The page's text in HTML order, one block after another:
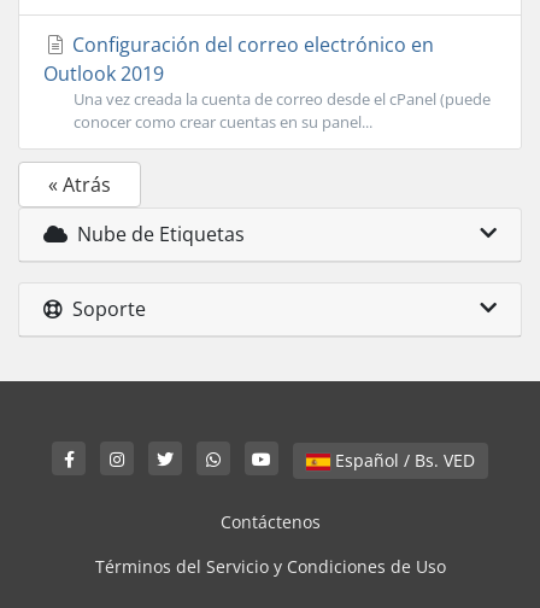
Configuración del correo electrónico en
Outlook 2019
Una vez creada la cuenta de correo desde el cPanel (puede
conocer como crear cuentas en su panel...
« Atrás
Nube de Etiquetas
Soporte
Español / Bs. VED
Contáctenos
Términos del Servicio y Condiciones de Uso